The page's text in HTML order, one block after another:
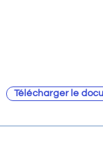
Télécharger le